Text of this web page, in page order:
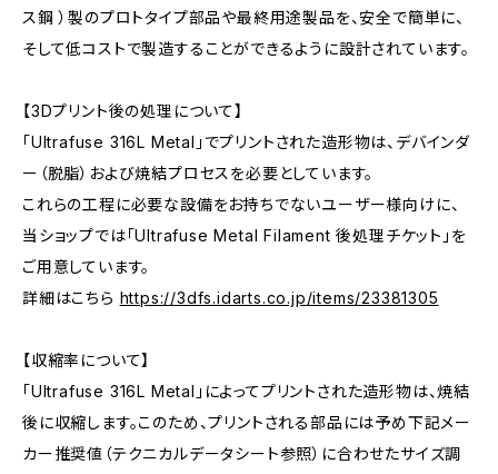
ス鋼 ）製のプロトタイプ部品や最終用途製品を、安全で簡単に、
そして低コストで製造することができるように設計されています。
【3Dプリント後の処理について】
「Ultrafuse 316L Metal」でプリントされた造形物は、デバインダ
ー（脱脂）および焼結プロセスを必要としています。
これらの工程に必要な設備をお持ちでないユーザー様向けに、
当ショップでは「Ultrafuse Metal Filament 後処理チケット」を
ご用意しています。
詳細はこちら https://3dfs.idarts.co.jp/items/23381305
【収縮率について】
「Ultrafuse 316L Metal」によってプリントされた造形物は、焼結
後に収縮します。このため、プリントされる部品には予め下記メー
カー推奨値（テクニカルデータシート参照）に合わせたサイズ調